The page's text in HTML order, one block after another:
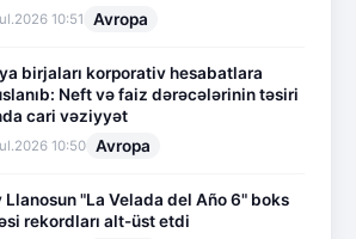
10:51 Avropa
birjaları korporativ hesabatlara
Neft və faiz dərəcələrinin təsiri
cari vəziyyət
10:50 Avropa
Llanosun "La Velada del Año 6" boks
rekordları alt-üst etdi